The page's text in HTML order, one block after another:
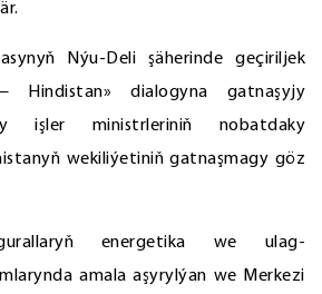
Nýu-Deli şäherinde geçiriljek
Hindistan» dialogyna gatnaşyjy
işler ministrleriniň nobatdaky
wekiliýetiniň gatnaşmagy göz
energetika we ulag-
amala aşyrylýan we Merkezi